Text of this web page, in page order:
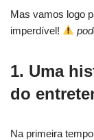
Mas vamos logo
imperdível!
1. Uma
do
Na primeira